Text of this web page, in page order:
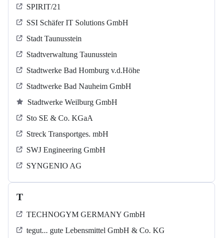
SPIRIT/21
SSI Schäfer IT Solutions GmbH
Stadt Taunusstein
Stadtverwaltung Taunusstein
Stadtwerke Bad Homburg v.d.Höhe
Stadtwerke Bad Nauheim GmbH
Stadtwerke Weilburg GmbH
Sto SE & Co. KGaA
Streck Transportges. mbH
SWJ Engineering GmbH
SYNGENIO AG
T
TECHNOGYM GERMANY GmbH
tegut... gute Lebensmittel GmbH & Co. KG